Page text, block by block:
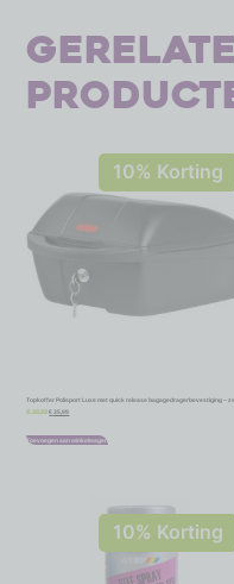
10% Korting
Topkoffer Polisport Luxe met quick release bagagedragerbevestiging –
€39,99 € 35,99
Toevoegen aan winkelwagen
10% Korting